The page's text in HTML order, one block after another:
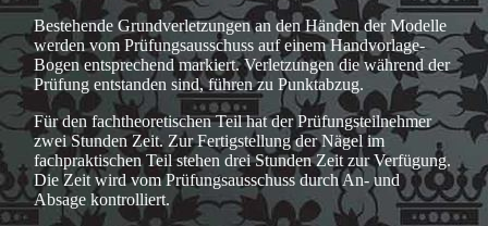
Bestehende Grundverletzungen an den Händen der Modelle
werden vom Prüfungsausschuss auf einem Handvorlage-
Bogen entsprechend markiert. Verletzungen die während der
Prüfung entstanden sind, führen zu Punktabzug.
Für den fachtheoretischen Teil hat der Prüfungsteilnehmer
zwei Stunden Zeit. Zur Fertigstellung der Nägel im
fachpraktischen Teil stehen drei Stunden Zeit zur Verfügung.
Die Zeit wird vom Prüfungsausschuss durch An- und
Absage kontrolliert.